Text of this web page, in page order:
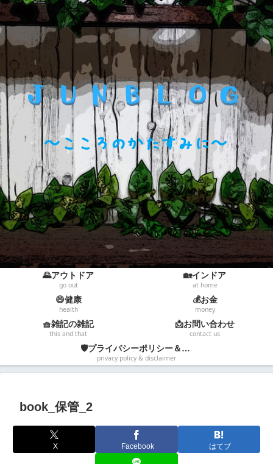
🌄アウトドア
go out
🏡インドア
at home
😄健康
health
💰お金
money
🧺雑記の雑記
this and that
📩お問い合わせ
contact us
🛡️プライバシーポリシー＆免責事項
privacy policy & disclaimer
book_保管_2
X Facebook はてブ